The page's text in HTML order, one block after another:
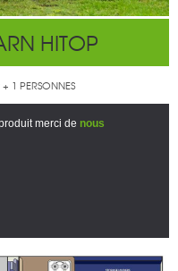
HITOP
+ 1 PERSONNES
merci de nous